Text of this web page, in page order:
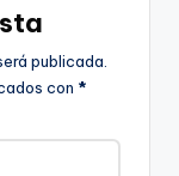
publicada.
con *